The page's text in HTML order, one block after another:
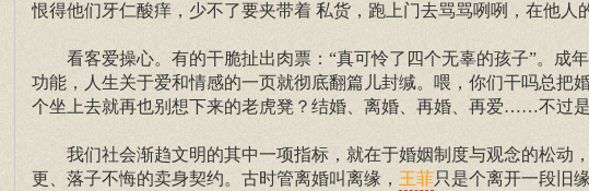
恨得他们牙仁酸痒，少不了要夹带着 私货，跑上门去骂骂咧咧，在他人
看客爱操心。有的干脆扯出肉票：“真可怜了四个无辜的孩子”。成
功能，人生关于爱和情感的一页就彻底翻篇儿封缄。喂，你们干吗总把
个坐上去就再也别想下来的老虎凳？结婚、离婚、再婚、再爱……不过
我们社会渐趋文明的其中一项指标，就在于婚姻制度与观念的松动
更、落子不悔的卖身契约。古时管离婚叫离缘， 王菲只是个离开一段旧